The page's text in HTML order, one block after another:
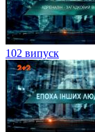
102 випуск